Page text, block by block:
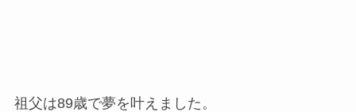
祖父は89歳で夢を叶えました。